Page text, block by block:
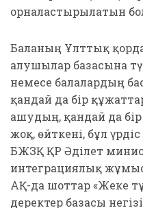
орналастырылатын
Баланың Ұлттық
алушылар базасына
немесе балалардың
қандай да бір
ашудың, қандай да
жоқ, өйткені, бұл
БЖЗҚ ҚР Әділет
интеграциялық
АҚ-да шоттар «Жеке
деректер базасы